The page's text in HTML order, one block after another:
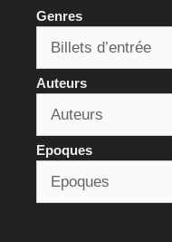
Genres
Auteurs
Epoques